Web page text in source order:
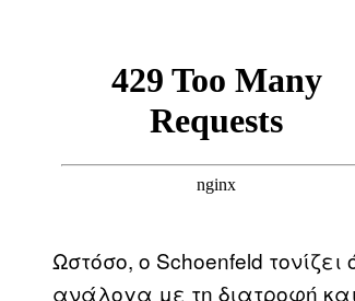
Ωστόσο, ο Schoenfeld
ανάλογα με τη διατροφή